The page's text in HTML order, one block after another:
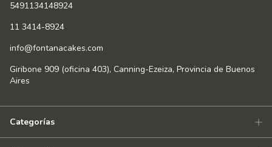
5491134148924
11 3414-8924
info@fontanacakes.com
Giribone 909 (oficina 403), Canning-Ezeiza, Provincia de Buenos
Aires
Categorías